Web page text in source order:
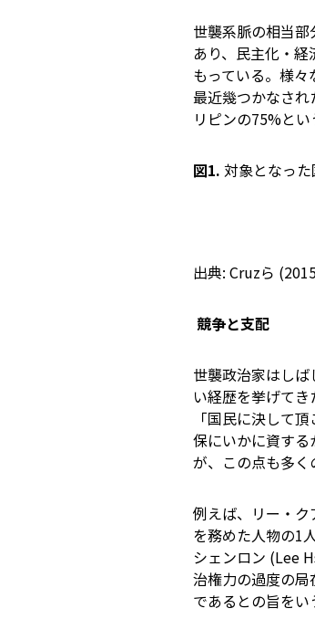
世襲系脈の相当
あり、民主化・
もっている。様
最近幾つかなさ
リピンの75%と
図1. 対象となっ
出典: Cruzら
競争と支配
世襲政治家はし
い経歴を挙げて
「国民に決して
保にいかに資す
が、この点も多く
例えば、リー・
を務めた人物の1
シェンロン (Lee
治権力の過度の
であるとの旨をい